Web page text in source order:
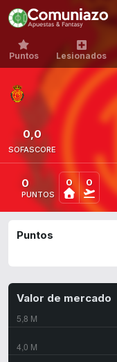
Puntos Lesionados
0,0
SOFASCORE
0
PUNTOS
0 0
Puntos
Valor de mercado